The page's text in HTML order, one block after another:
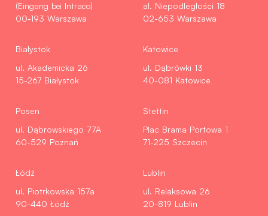
(Eingang bei Intraco)
00-193 Warszawa
al. Niepodległości 18
02-653 Warszawa
Białystok
ul. Akademicka 26
15-267 Białystok
Katowice
ul. Dąbrówki 13
40-081 Katowice
Posen
ul. Dąbrowskiego 77A
60-529 Poznań
Stettin
Plac Brama Portowa 1
71-225 Szczecin
Łódź
ul. Piotrkowska 157a
90-440 Łódź
Lublin
ul. Relaksowa 26
20-819 Lublin